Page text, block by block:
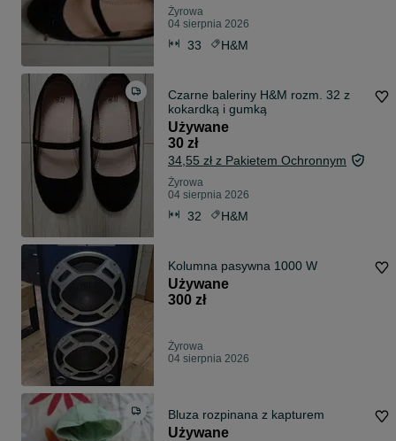
Żyrowa
04 sierpnia 2026
33 H&M
Czarne baleriny H&M rozm. 32 z
kokardką i gumką
Używane
30 zł
34,55 zł z Pakietem Ochronnym
Żyrowa
04 sierpnia 2026
32 H&M
Kolumna pasywna 1000 W
Używane
300 zł
Żyrowa
04 sierpnia 2026
Bluza rozpinana z kapturem
Używane